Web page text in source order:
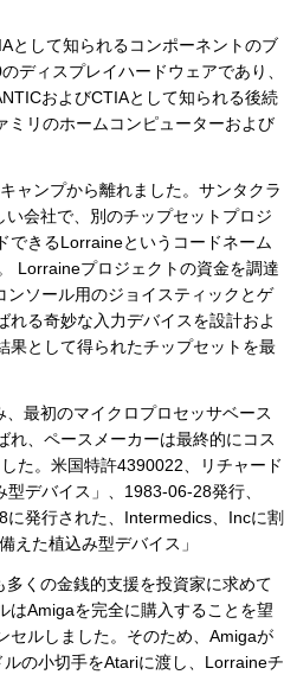
として知られるコンポーネントのブ
ディスプレイハードウェアであり、
およびCTIAとして知られる後続
ミリのホームコンピューターおよび
ャンプから離れました。サンタクラ
会社で、別のチップセットプロジ
できるLorraineというコードネーム
Lorraineプロジェクトの資金を調達
ソール用のジョイスティックとゲ
る奇妙な入力デバイスを設計およ
果として得られたチップセットを最
最初のマイクロプロセッサベース
、ペースメーカーは最終的にコス
た。米国特許4390022、リチャード
デバイス」、1983-06-28発行、
発行された、Intermedics、Incに割
えた植込み型デバイス」
くの金銭的支援を投資家に求めて
はAmigaを完全に購入することを望
セルしました。そのため、Amigaが
の小切手をAtariに渡し、Lorraineチ